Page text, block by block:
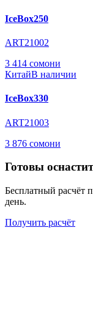
IceBox250
ART21002
3 414 сомони
КитайВ наличии
IceBox330
ART21003
3 876 сомони
Готовы
Бесплатный расчёт
день.
Получить расчёт